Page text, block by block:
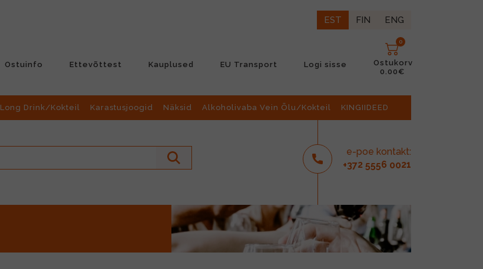
EST FIN ENG
Ostuinfo Ettevõttest Kauplused EU Transport Logi sisse
0
Ostukorv
0.00€
Long Drink/Kokteil Karastusjoogid Näksid Alkoholivaba Vein Õlu/Kokteil KINGIIDEED
e-poe kontakt:
+372 5556 0021